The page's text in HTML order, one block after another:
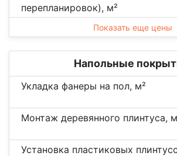
перепланировок), м²
Показать еще цены
Напольные
Укладка фанеры на пол, м²
Монтаж деревянного плинтуса,
Установка пластиковых